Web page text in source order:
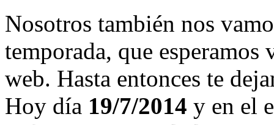
Nosotros también nos
temporada, que esperamos
web. Hasta entonces te
Hoy día 19/7/2014 y en el